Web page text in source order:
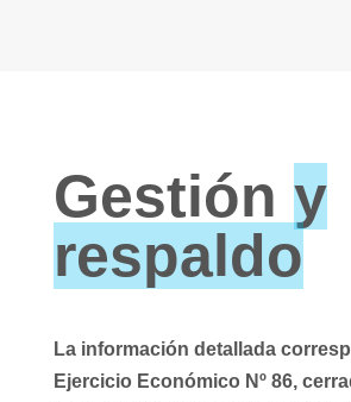
Gestión y
respaldo
La información detallada
Ejercicio Económico Nº 86,